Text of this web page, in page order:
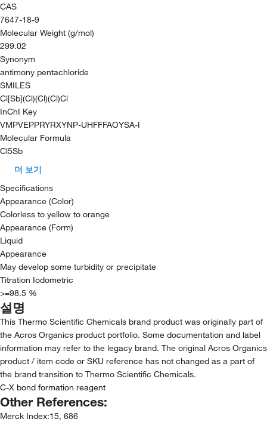
CAS
7647-18-9
Molecular Weight (g/mol)
299.02
Synonym
antimony pentachloride
SMILES
Cl[Sb](Cl)(Cl)(Cl)Cl
InChI Key
VMPVEPPRYRXYNP-UHFFFAOYSA-I
Molecular Formula
Cl5Sb
더 보기
Specifications
Appearance (Color)
Colorless to yellow to orange
Appearance (Form)
Liquid
Appearance
May develop some turbidity or precipitate
Titration Iodometric
>=98.5 %
설명
This Thermo Scientific Chemicals brand product was originally part of
the Acros Organics product portfolio. Some documentation and label
information may refer to the legacy brand. The original Acros Organics
product / item code or SKU reference has not changed as a part of
the brand transition to Thermo Scientific Chemicals.
C-X bond formation reagent
Other References:
Merck Index:15, 686